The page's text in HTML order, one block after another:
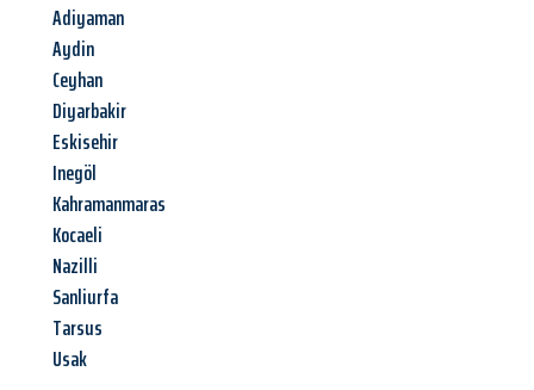
Adiyaman
Aydin
Ceyhan
Diyarbakir
Eskisehir
Inegöl
Kahramanmaras
Kocaeli
Nazilli
Sanliurfa
Tarsus
Usak